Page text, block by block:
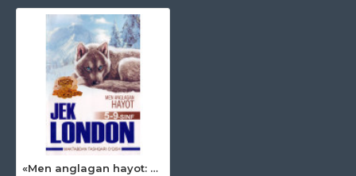
«Men anglagan hayot: esse va hikoyalar» 5-9-sinf uchun